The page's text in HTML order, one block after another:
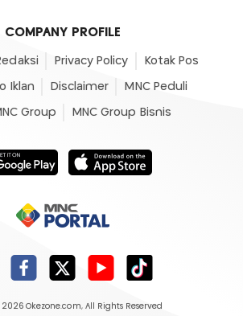
COMPANY PROFILE
Privacy Policy Kotak Pos
Iklan Disclaimer MNC Peduli
Group MNC Group Bisnis
2026 Okezone.com, All Rights Reserved